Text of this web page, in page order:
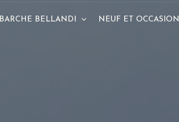
BARCHE BELLANDI NEUF ET OCCASION